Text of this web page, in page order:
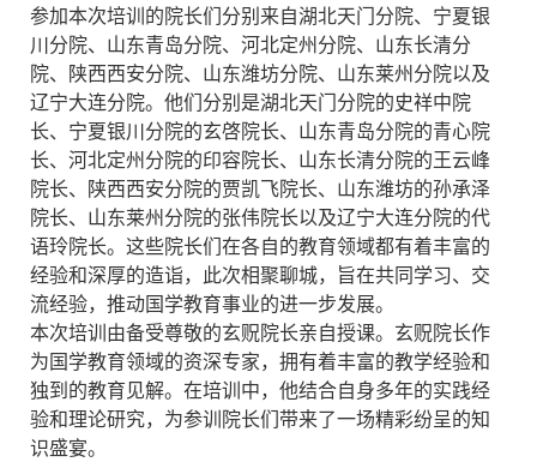
参加本次培训的院长们分别来自湖北天门分院、宁夏银
川分院、山东青岛分院、河北定州分院、山东长清分
院、陕西西安分院、山东潍坊分院、山东莱州分院以及
辽宁大连分院。他们分别是湖北天门分院的史祥中院
长、宁夏银川分院的玄啓院长、山东青岛分院的青心院
长、河北定州分院的印容院长、山东长清分院的王云峰
院长、陕西西安分院的贾凯飞院长、山东潍坊的孙承泽
院长、山东莱州分院的张伟院长以及辽宁大连分院的代
语玲院长。这些院长们在各自的教育领域都有着丰富的
经验和深厚的造诣，此次相聚聊城，旨在共同学习、交
流经验，推动国学教育事业的进一步发展。
本次培训由备受尊敬的玄贶院长亲自授课。玄贶院长作
为国学教育领域的资深专家，拥有着丰富的教学经验和
独到的教育见解。在培训中，他结合自身多年的实践经
验和理论研究，为参训院长们带来了一场精彩纷呈的知
识盛宴。